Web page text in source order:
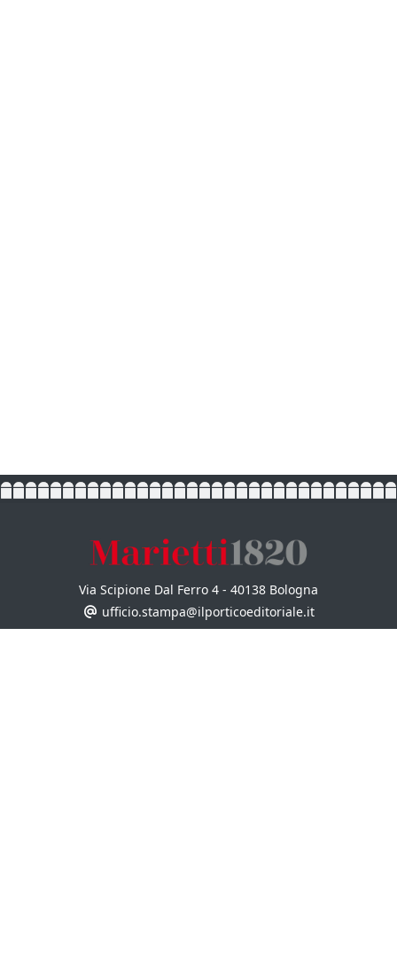
Via Scipione Dal Ferro 4 - 40138 Bologna
ufficio.stampa@ilporticoeditoriale.it